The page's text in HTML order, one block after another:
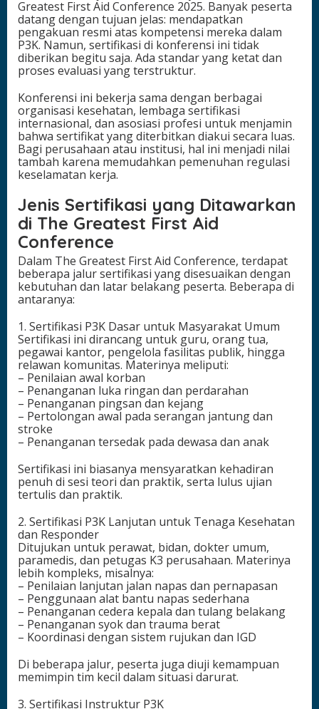
Greatest First Aid Conference 2025. Banyak peserta
datang dengan tujuan jelas: mendapatkan
pengakuan resmi atas kompetensi mereka dalam
P3K. Namun, sertifikasi di konferensi ini tidak
diberikan begitu saja. Ada standar yang ketat dan
proses evaluasi yang terstruktur.
Konferensi ini bekerja sama dengan berbagai
organisasi kesehatan, lembaga sertifikasi
internasional, dan asosiasi profesi untuk menjamin
bahwa sertifikat yang diterbitkan diakui secara luas.
Bagi perusahaan atau institusi, hal ini menjadi nilai
tambah karena memudahkan pemenuhan regulasi
keselamatan kerja.
Jenis Sertifikasi yang Ditawarkan
di The Greatest First Aid
Conference
Dalam The Greatest First Aid Conference, terdapat
beberapa jalur sertifikasi yang disesuaikan dengan
kebutuhan dan latar belakang peserta. Beberapa di
antaranya:
1. Sertifikasi P3K Dasar untuk Masyarakat Umum
Sertifikasi ini dirancang untuk guru, orang tua,
pegawai kantor, pengelola fasilitas publik, hingga
relawan komunitas. Materinya meliputi:
– Penilaian awal korban
– Penanganan luka ringan dan perdarahan
– Penanganan pingsan dan kejang
– Pertolongan awal pada serangan jantung dan
stroke
– Penanganan tersedak pada dewasa dan anak
Sertifikasi ini biasanya mensyaratkan kehadiran
penuh di sesi teori dan praktik, serta lulus ujian
tertulis dan praktik.
2. Sertifikasi P3K Lanjutan untuk Tenaga Kesehatan
dan Responder
Ditujukan untuk perawat, bidan, dokter umum,
paramedis, dan petugas K3 perusahaan. Materinya
lebih kompleks, misalnya:
– Penilaian lanjutan jalan napas dan pernapasan
– Penggunaan alat bantu napas sederhana
– Penanganan cedera kepala dan tulang belakang
– Penanganan syok dan trauma berat
– Koordinasi dengan sistem rujukan dan IGD
Di beberapa jalur, peserta juga diuji kemampuan
memimpin tim kecil dalam situasi darurat.
3. Sertifikasi Instruktur P3K